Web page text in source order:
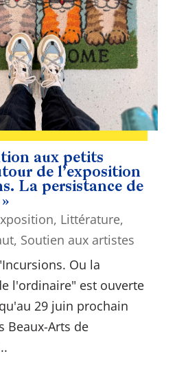
aux petits
de l’exposition
La persistance de
, Littérature,
, Soutien aux artistes
Ou la
l'ordinaire" est ouverte
29 juin prochain
Beaux-Arts de